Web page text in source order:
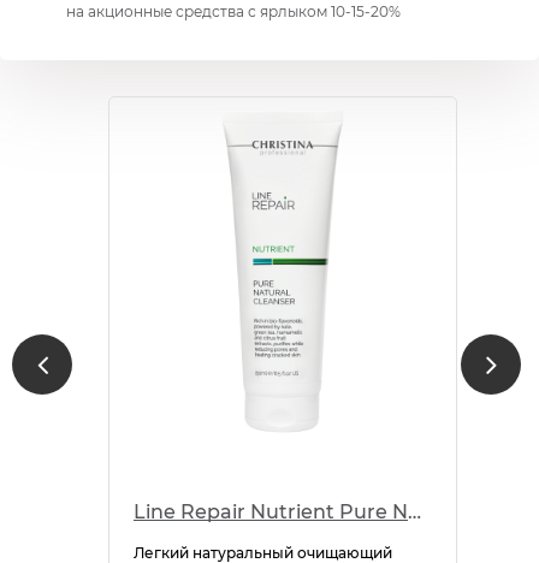
на акционные средства с ярлыком 10-15-20%
Line Repair Nutrient Pure Natural Cleanser
Легкий натуральный очищающий